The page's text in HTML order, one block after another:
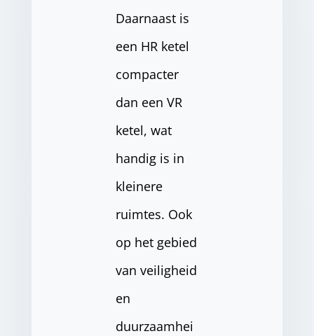
Daarnaast is
een HR ketel
compacter
dan een VR
ketel, wat
handig is in
kleinere
ruimtes. Ook
op het gebied
van veiligheid
en
duurzaamhei